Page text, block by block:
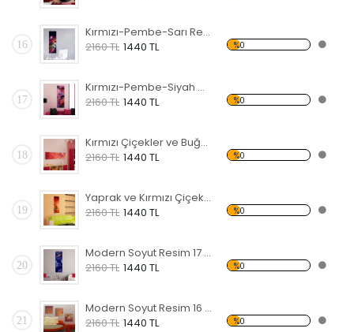
16
Kırmızı-Pembe-Sarı Renkli Çiçekler Forex Tablo
2160 TL 1440 TL %0
17
Kırmızı-Pembe-Siyah Çiçekler Forex Tablo
2160 TL 1440 TL %0
18
Kırmızı Çiçekler ve Buğday Başakları Forex Tablo
2160 TL 1440 TL %0
19
Yaprak ve Kırmızı Çiçekler Forex Tablo
2160 TL 1440 TL %0
20
Modern Soyut Resim 17 Forex Tablo
2160 TL 1440 TL %0
21
Modern Soyut Resim 16 Forex Tablo
2160 TL 1440 TL %0